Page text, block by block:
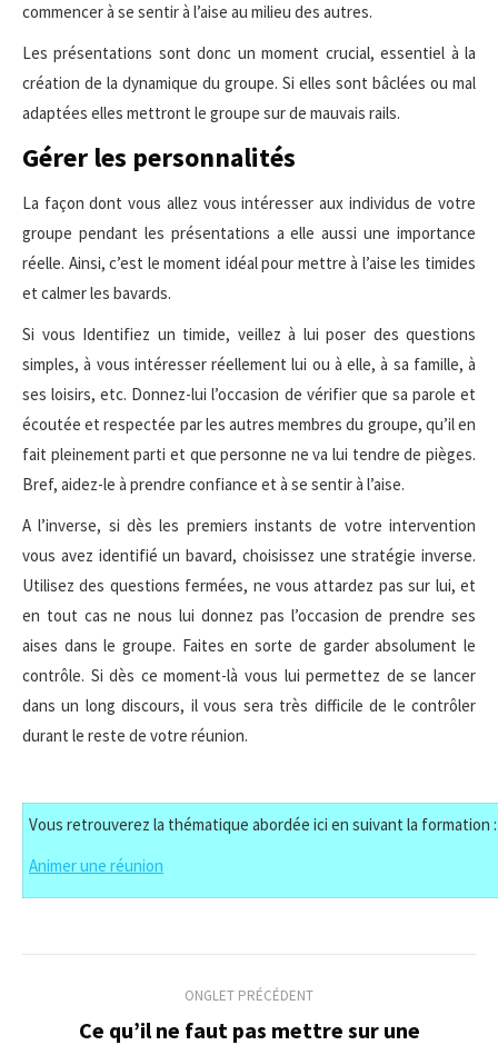
commencer à se sentir à l’aise au milieu des autres.
Les présentations sont donc un moment crucial, essentiel à la
création de la dynamique du groupe. Si elles sont bâclées ou mal
adaptées elles mettront le groupe sur de mauvais rails.
Gérer les personnalités
La façon dont vous allez vous intéresser aux individus de votre
groupe pendant les présentations a elle aussi une importance
réelle. Ainsi, c’est le moment idéal pour mettre à l’aise les timides
et calmer les bavards.
Si vous Identifiez un timide, veillez à lui poser des questions
simples, à vous intéresser réellement lui ou à elle, à sa famille, à
ses loisirs, etc. Donnez-lui l’occasion de vérifier que sa parole et
écoutée et respectée par les autres membres du groupe, qu’il en
fait pleinement parti et que personne ne va lui tendre de pièges.
Bref, aidez-le à prendre confiance et à se sentir à l’aise.
A l’inverse, si dès les premiers instants de votre intervention
vous avez identifié un bavard, choisissez une stratégie inverse.
Utilisez des questions fermées, ne vous attardez pas sur lui, et
en tout cas ne nous lui donnez pas l’occasion de prendre ses
aises dans le groupe. Faites en sorte de garder absolument le
contrôle. Si dès ce moment-là vous lui permettez de se lancer
dans un long discours, il vous sera très difficile de le contrôler
durant le reste de votre réunion.
Vous retrouverez la thématique abordée ici en suivant la formation :
Animer une réunion
ONGLET PRÉCÉDENT
Onglet
Ce qu’il ne faut pas mettre sur une